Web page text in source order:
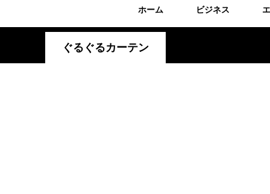
ホーム ビジネス
ぐるぐるカーテン